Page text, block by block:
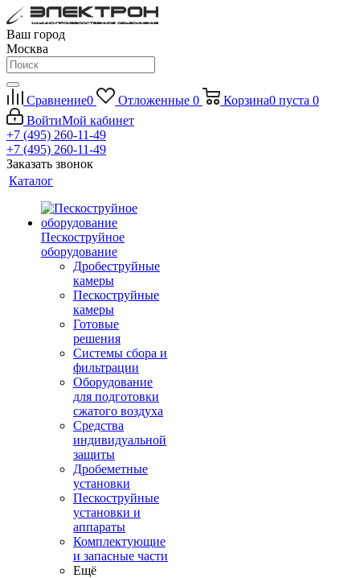
Ваш город
Москва
Сравнение0 Отложенные 0 Корзина0 пуста 0
ВойтиМой кабинет
+7 (495) 260-11-49
+7 (495) 260-11-49
Заказать звонок
Каталог
Пескоструйное
оборудование
Дробеструйные
камеры
Пескоструйные
камеры
Готовые
решения
Системы сбора и
фильтрации
Оборудование
для подготовки
сжатого воздуха
Средства
индивидуальной
защиты
Дробеметные
установки
Пескоструйные
установки и
аппараты
Комплектующие
и запасные части
Ещё